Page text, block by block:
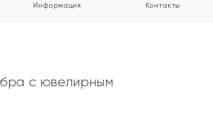
Информация Контакты
с ювелирным